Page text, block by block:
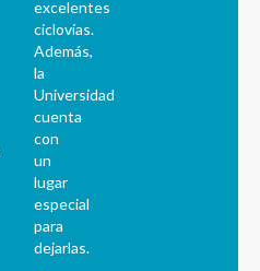
excelentes
ciclovías.
Además,
la
Universidad
cuenta
con
un
lugar
especial
para
dejarlas.